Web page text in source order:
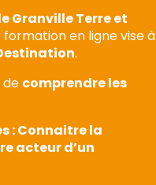
Granville Terre et
en ligne vise à
.
comprendre les
: Connaitre la
acteur d’un